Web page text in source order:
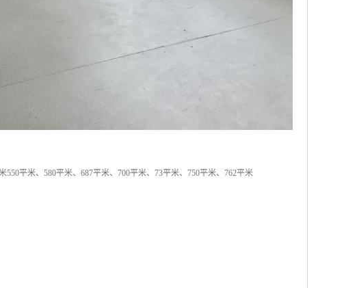
平米、580平米、687平米、700平米、73平米、750平米、762平米